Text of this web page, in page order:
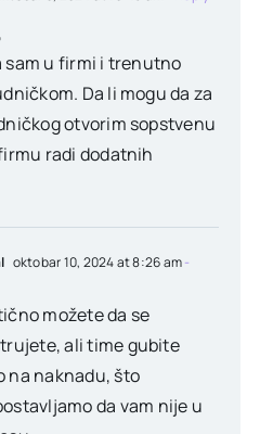
sam u firmi i trenutno
Da li mogu da za
otvorim sopstvenu
radi dodatnih
oktobar 10, 2024 at 8:26 am-
možete da se
ali time gubite
na naknadu, što
da vam nije u